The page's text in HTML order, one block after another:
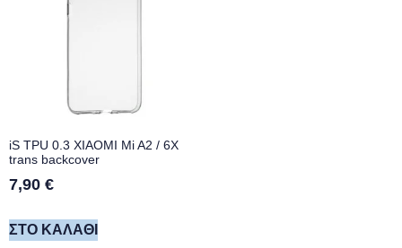
iS TPU 0.3 XIAOMI Mi A2 / 6X
trans backcover
7,90 €
ΣΤΟ ΚΑΛΆΘΙ